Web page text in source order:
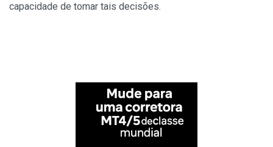
capacidade de tomar tais decisões.